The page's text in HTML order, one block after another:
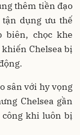
thêm tiền đạo
dụng ưu thế
biên, chọc khe
Chelsea bị
sân với hy vọng
Chelsea gần
khi luôn bị